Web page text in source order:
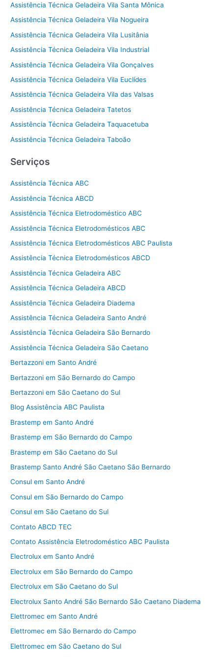
Assistência Técnica Geladeira Vila Santa Mônica
Assistência Técnica Geladeira Vila Nogueira
Assistência Técnica Geladeira Vila Lusitânia
Assistência Técnica Geladeira Vila Industrial
Assistência Técnica Geladeira Vila Gonçalves
Assistência Técnica Geladeira Vila Euclídes
Assistência Técnica Geladeira Vila das Valsas
Assistência Técnica Geladeira Tatetos
Assistência Técnica Geladeira Taquacetuba
Assistência Técnica Geladeira Taboão
Serviços
Assistência Técnica ABC
Assistência Técnica ABCD
Assistência Técnica Eletrodoméstico ABC
Assistência Técnica Eletrodomésticos ABC
Assistência Técnica Eletrodomésticos ABC Paulista
Assistência Técnica Eletrodomésticos ABCD
Assistência Técnica Geladeira ABC
Assistência Técnica Geladeira ABCD
Assistência Técnica Geladeira Diadema
Assistência Técnica Geladeira Santo André
Assistência Técnica Geladeira São Bernardo
Assistência Técnica Geladeira São Caetano
Bertazzoni em Santo André
Bertazzoni em São Bernardo do Campo
Bertazzoni em São Caetano do Sul
Blog Assistência ABC Paulista
Brastemp em Santo André
Brastemp em São Bernardo do Campo
Brastemp em São Caetano do Sul
Brastemp Santo André São Caetano São Bernardo
Consul em Santo André
Consul em São Bernardo do Campo
Consul em São Caetano do Sul
Contato ABCD TEC
Contato Assistência Eletrodoméstico ABC Paulista
Electrolux em Santo André
Electrolux em São Bernardo do Campo
Electrolux em São Caetano do Sul
Electrolux Santo André São Bernardo São Caetano Diadema
Elettromec em Santo André
Elettromec em São Bernardo do Campo
Elettromec em São Caetano do Sul